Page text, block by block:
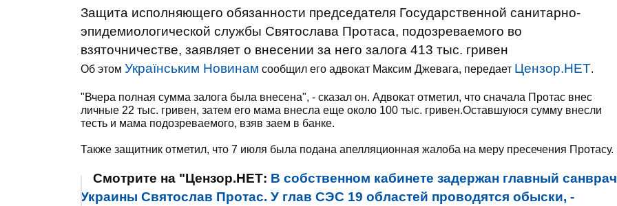
Защита исполняющего обязанности председателя Государственной санитарно-
эпидемиологической службы Святослава Протаса, подозреваемого во
взяточничестве, заявляет о внесении за него залога 413 тыс. гривен
Об этом Українським Новинам сообщил его адвокат Максим Джевага, передает Цензор.НЕТ.
"Вчера полная сумма залога была внесена", - сказал он. Адвокат отметил, что сначала Протас внес
личные 22 тыс. гривен, затем его мама внесла еще около 100 тыс. гривен.Оставшуюся сумму внесли
тесть и мама подозреваемого, взяв заем в банке.
Также защитник отметил, что 7 июля была подана апелляционная жалоба на меру пресечения Протасу.
Смотрите на "Цензор.НЕТ: В собственном кабинете задержан главный санврач
Украины Святослав Протас. У глав СЭС 19 областей проводятся обыски, -